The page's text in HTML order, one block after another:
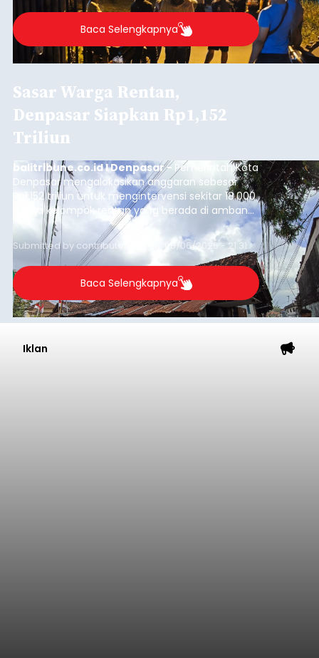
Baca Selengkapnya
Sasar Warga Rentan,
Denpasar Siapkan Rp1,152
Triliun
balitribune.co.id I Denpasar - Pemerintah Kota
Denpasar mengalokasikan anggaran sebesar
Rp1,152 triliun untuk mengintervensi sekitar 18.000
warga kelompok rentan yang berada di ambang
garis kemiskinan. Langkah strategis ini diambil
guna menjaga masyarakat yang berada pada
kelompok desil 5 dan 6 tersebut agar tidak
merosot ke kategori miskin.
Submitted by contributor Thu, 08/06/2026 - 21:31
Baca Selengkapnya
Iklan